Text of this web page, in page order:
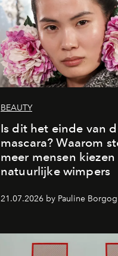
BEAUTY
Is dit het einde van
mascara? Waarom
meer mensen
natuurlijke wimpers
21.07.2026 by Pauline